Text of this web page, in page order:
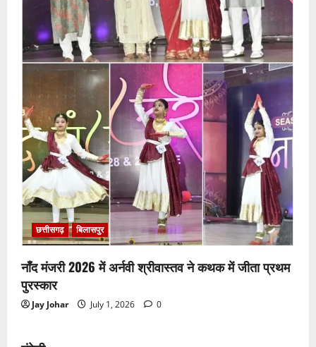
छत्तीसगढ़ बिलासपुर
नाँद मंजरी 2026 में अर्नवी श्रीवास्तव ने कथक में जीता प्रथम
पुरस्कार
Jay Johar July 1, 2026 0